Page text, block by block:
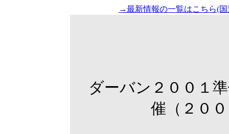
→最新情報の一覧はこちら(
ダーバン２００１
催（２０